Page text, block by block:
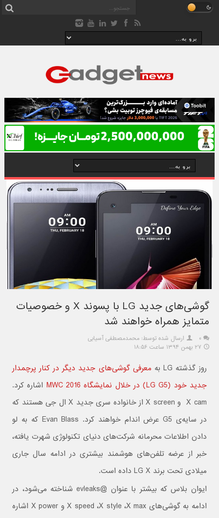
گوشی‌های جدید LG با پسوند X و خصوصیات
متمایز همراه خواهند شد
۰
ارسال شده توسط: محمدمصطفی آسیابی
۲۷ بهمن ۱۳۹۴ ساعت ۱۸:۵۶
روز گذشته LG به‌
معرفی گوشی‌های جدید دیگر در کنار پرچمدار
جدید خود (LG G5) در خلال نمایشگاه MWC 2016
اشاره کرد.
X cam و X screen از خانواده سری جدید X ال جی هستند که
در سایه‌ی G5 عرض اندام خواهند کرد. Evan Blass که به لو
دادن اطلاعات محرمانه شرکت‌های دنیای تکنولوژی شهرت یافته،
خبر از عرضه تلفن‌های هوشمند بیشتری در ادامه سال جاری
میلادی تحت برند LG X داده است.
ایوان بلاس که بیشتر با عنوان @evleaks شناخته می‌شود، در
ادامه به گوشی‌های X speed ،X style ،X max و X power اشاره